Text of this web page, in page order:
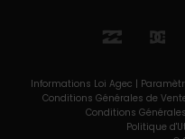
Informations Loi Agec |
Conditions Générales de
Conditions
Politique